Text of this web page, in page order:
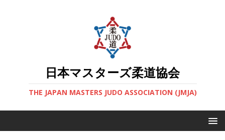
日本マスターズ柔道協会
THE JAPAN MASTERS JUDO ASSOCIATION (JMJA)